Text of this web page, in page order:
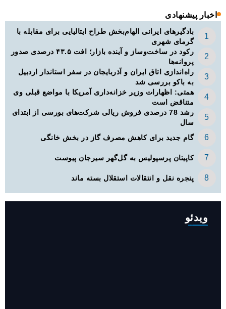
اخبار پیشنهادی
بادگیرهای ایرانی الهام‌بخش طراح ایتالیایی برای مقابله با
گرمای شهری
رکود در ساخت‌وساز و آینده بازار؛ افت ۴۳.۵ درصدی صدور
پروانه‌ها
راه‌اندازی اتاق ایران و آذربایجان در سفر استاندار اردبیل
به باکو بررسی شد
همتی: اظهارات وزیر خزانه‌داری آمریکا با مواضع قبلی وی
متناقض است
رشد 78 درصدی فروش ریالی شرکت‌های بورسی از ابتدای
سال
گام جدید برای کاهش مصرف گاز در بخش خانگی
کاپیتان پرسپولیس به گل‌گهر سیرجان پیوست
پنجره‌ نقل و انتقالات استقلال بسته ماند
ویدئو